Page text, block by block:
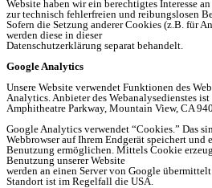
Website haben wir ein berechtigtes Interesse
zur technisch fehlerfreien und reibungslosen
Sofern die Setzung anderer Cookies (z.B. für
werden diese in dieser
Datenschutzerklärung separat behandelt.
Google Analytics
Unsere Website verwendet Funktionen des
Analytics. Anbieter des Webanalysedienstes
Amphitheatre Parkway, Mountain View, CA
Google Analytics verwendet “Cookies.” Das
Webbrowser auf Ihrem Endgerät speichert und
Benutzung ermöglichen. Mittels Cookie
Benutzung unserer Website
werden an einen Server von Google
Standort ist im Regelfall die USA.